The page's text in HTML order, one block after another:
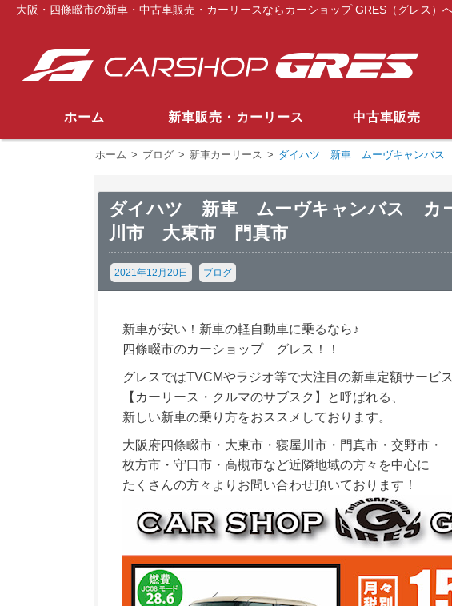
大阪・四條畷市の新車・中古車販売・カーリースならカーショップ GRES（グレス）
ホーム 新車販売・カーリース 中古車販売
ホーム > ブログ > 新車カーリース > ダイハツ 新車 ムーヴキャンバ
ダイハツ 新車 ムーヴキャンバス
川市 大東市 門真市
2021年12月20日 ブログ
新車が安い！新車の軽自動車に乗るなら♪
四條畷市のカーショップ グレス！！
グレスではTVCMやラジオ等で大注目の新車定額サービス
【カーリース・クルマのサブスク】と呼ばれる、
新しい新車の乗り方をおススメしております。
大阪府四條畷市・大東市・寝屋川市・門真市・交野市・
枚方市・守口市・高槻市など近隣地域の方々を中心に
たくさんの方々よりお問い合わせ頂いております！